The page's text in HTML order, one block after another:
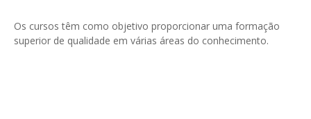
Os cursos têm como objetivo proporcionar uma formação
superior de qualidade em várias áreas do conhecimento.